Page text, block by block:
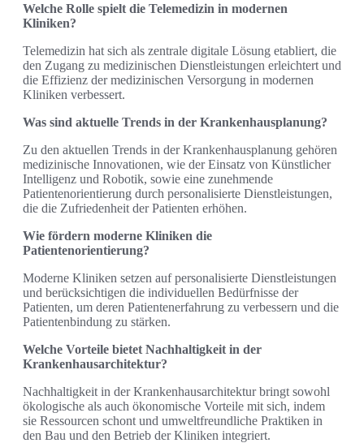
Welche Rolle spielt die Telemedizin in modernen
Kliniken?
Telemedizin hat sich als zentrale digitale Lösung etabliert, die
den Zugang zu medizinischen Dienstleistungen erleichtert und
die Effizienz der medizinischen Versorgung in modernen
Kliniken verbessert.
Was sind aktuelle Trends in der Krankenhausplanung?
Zu den aktuellen Trends in der Krankenhausplanung gehören
medizinische Innovationen, wie der Einsatz von Künstlicher
Intelligenz und Robotik, sowie eine zunehmende
Patientenorientierung durch personalisierte Dienstleistungen,
die die Zufriedenheit der Patienten erhöhen.
Wie fördern moderne Kliniken die
Patientenorientierung?
Moderne Kliniken setzen auf personalisierte Dienstleistungen
und berücksichtigen die individuellen Bedürfnisse der
Patienten, um deren Patientenerfahrung zu verbessern und die
Patientenbindung zu stärken.
Welche Vorteile bietet Nachhaltigkeit in der
Krankenhausarchitektur?
Nachhaltigkeit in der Krankenhausarchitektur bringt sowohl
ökologische als auch ökonomische Vorteile mit sich, indem
sie Ressourcen schont und umweltfreundliche Praktiken in
den Bau und den Betrieb der Kliniken integriert.